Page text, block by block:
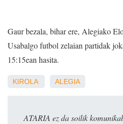
Gaur bezala, bihar ere, Alegiako
Usabalgo futbol zelaian partidak
15:15ean hasita.
KIROLA ALEGIA
ATARIA ez da soilik